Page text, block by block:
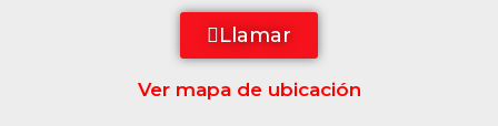
Llamar
Ver mapa de ubicación